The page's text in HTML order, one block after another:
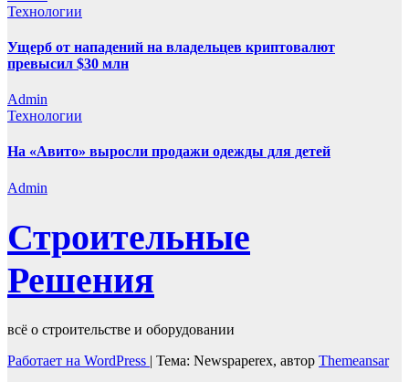
Технологии
Ущерб от нападений на владельцев криптовалют
превысил $30 млн
Admin
Технологии
На «Авито» выросли продажи одежды для детей
Admin
Строительные
Решения
всё о строительстве и оборудовании
Работает на WordPress | Тема: Newspaperex, автор Themeansar